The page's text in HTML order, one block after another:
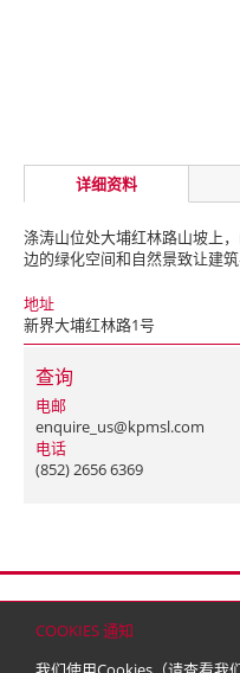
COOKIES 通知
详细资料
涤涛山位处大埔红林路山坡上
边的绿化空间和自然景致让建
地址
新界大埔红林路1号
查询
电邮
enquire_us@kpmsl.com
电话
(852) 2656 6369
© 2026 嘉里建设有限公司 (于百慕达